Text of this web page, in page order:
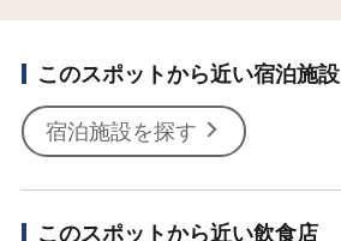
このスポットから近い宿泊施設
宿泊施設を探す
このスポットから近い飲食店